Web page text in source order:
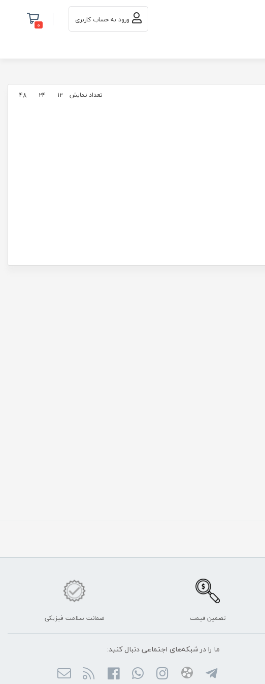
ورود به حساب کاربری 0
تعداد نمایش 12
24
48
تضمین قیمت ضمانت سلامت فیزیکی
ما را در شبکه‌های اجتماعی دنبال کنید: